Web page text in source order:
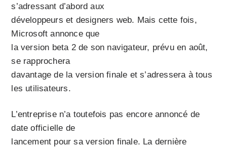
s’adressant d’abord aux
développeurs et designers web. Mais cette fois,
Microsoft annonce que
la version beta 2 de son navigateur, prévu en août,
se rapprochera
davantage de la version finale et s’adressera à tous
les utilisateurs.
L’entreprise n’a toutefois pas encore annoncé de
date officielle de
lancement pour sa version finale. La dernière